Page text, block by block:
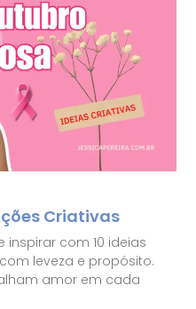
Criativas
inspirar com 10 ideias
leveza e propósito.
amor em cada